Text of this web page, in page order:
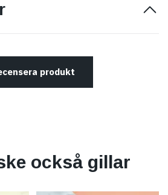
produkt
också gillar